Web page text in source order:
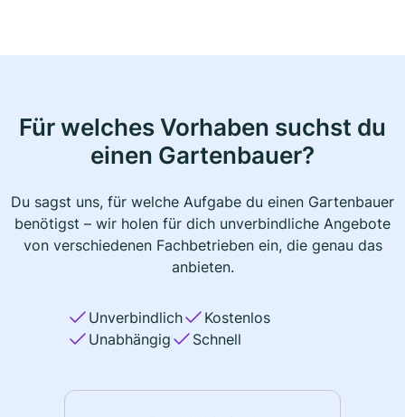
Für welches Vorhaben suchst du
einen Gartenbauer?
Du sagst uns, für welche Aufgabe du einen Gartenbauer
benötigst – wir holen für dich unverbindliche Angebote
von verschiedenen Fachbetrieben ein, die genau das
anbieten.
Unverbindlich
Kostenlos
Unabhängig
Schnell